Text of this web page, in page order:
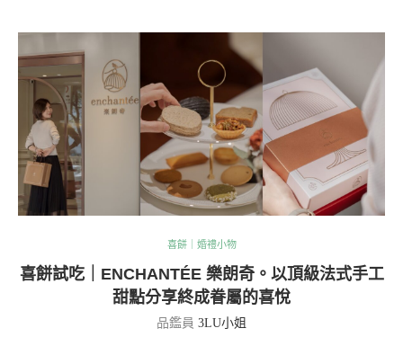
喜餅｜婚禮小物
喜餅試吃｜ENCHANTÉE 樂朗奇。以頂級法式手工
甜點分享終成眷屬的喜悅
品鑑員 3LU小姐